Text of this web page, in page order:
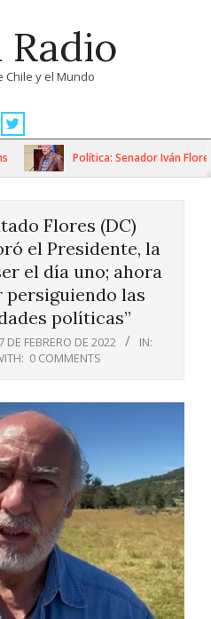
Chile y el Mundo
Política: Senador Iván Flores
Flores (DC)
el Presidente, la
el día uno; ahora
persiguiendo las
políticas”
7 DE FEBRERO DE 2022
IN:
0 COMMENTS